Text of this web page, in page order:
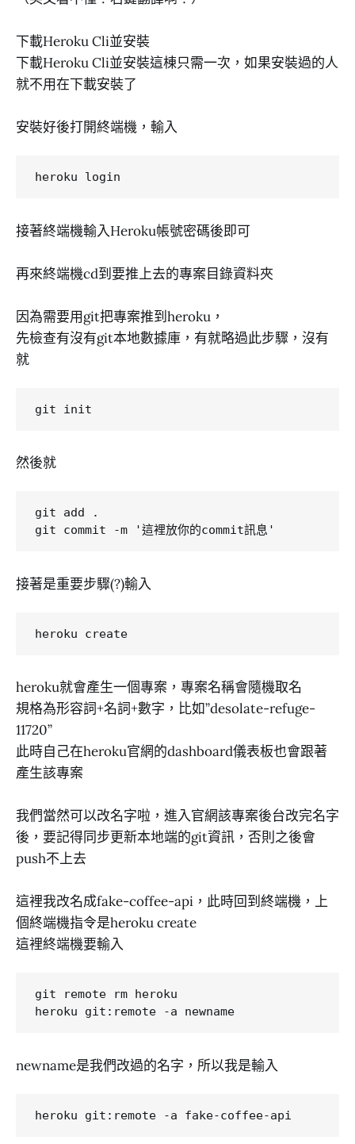
下載Heroku Cli並安裝
下載Heroku Cli並安裝這棟只需一次，如果安裝過的人
就不用在下載安裝了
安裝好後打開終端機，輸入
接著終端機輸入Heroku帳號密碼後即可
再來終端機cd到要推上去的專案目錄資料夾
因為需要用git把專案推到heroku，
先檢查有沒有git本地數據庫，有就略過此步驟，沒有
就
然後就
git add .
接著是重要步驟(?)輸入
heroku就會產生一個專案，專案名稱會隨機取名
規格為形容詞+名詞+數字，比如”desolate-refuge-
11720”
此時自己在heroku官網的dashboard儀表板也會跟著
產生該專案
我們當然可以改名字啦，進入官網該專案後台改完名字
後，要記得同步更新本地端的git資訊，否則之後會
push不上去
這裡我改名成fake-coffee-api，此時回到終端機，上
個終端機指令是heroku create
這裡終端機要輸入
git remote rm heroku
newname是我們改過的名字，所以我是輸入